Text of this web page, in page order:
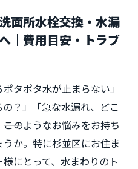
面所水栓交換・水漏
｜費用目安・トラブ
タポタ水が止まらない」
の？」「急な水漏れ、どこ
このようなお悩みをお持ち
か。特に杉並区にお住ま
にとって、水まわりのト